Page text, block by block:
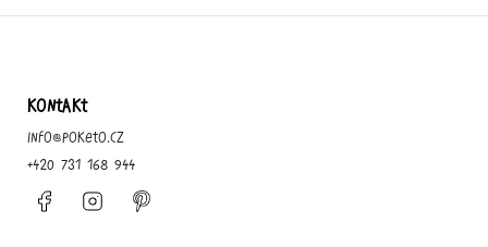
KONTAKT
info@poketo.cz
+420 731 168 944
Facebook Instagram